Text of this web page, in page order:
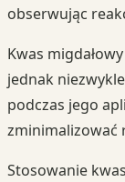
obserwując
Kwas
jednak
podczas jego
zminimalizować
Stosowanie